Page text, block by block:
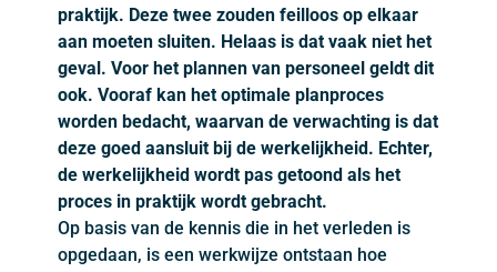
praktijk. Deze twee zouden feilloos op elkaar
aan moeten sluiten. Helaas is dat vaak niet het
geval. Voor het plannen van personeel geldt dit
ook. Vooraf kan het optimale planproces
worden bedacht, waarvan de verwachting is dat
deze goed aansluit bij de werkelijkheid. Echter,
de werkelijkheid wordt pas getoond als het
proces in praktijk wordt gebracht.
Op basis van de kennis die in het verleden is
opgedaan, is een werkwijze ontstaan hoe